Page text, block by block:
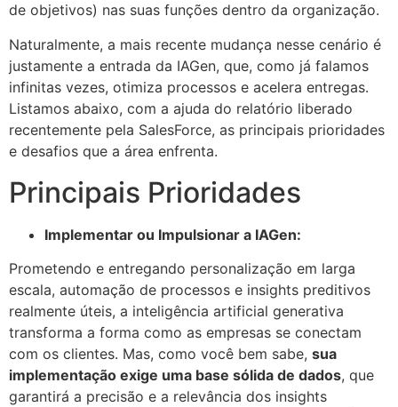
de objetivos) nas suas funções dentro da organização.
Naturalmente, a mais recente mudança nesse cenário é
justamente a entrada da IAGen, que, como já falamos
infinitas vezes, otimiza processos e acelera entregas.
Listamos abaixo, com a ajuda do relatório liberado
recentemente pela SalesForce, as principais prioridades
e desafios que a área enfrenta.
Principais Prioridades
Implementar ou Impulsionar a IAGen:
Prometendo e entregando personalização em larga
escala, automação de processos e insights preditivos
realmente úteis, a inteligência artificial generativa
transforma a forma como as empresas se conectam
com os clientes. Mas, como você bem sabe, sua
implementação exige uma base sólida de dados, que
garantirá a precisão e a relevância dos insights